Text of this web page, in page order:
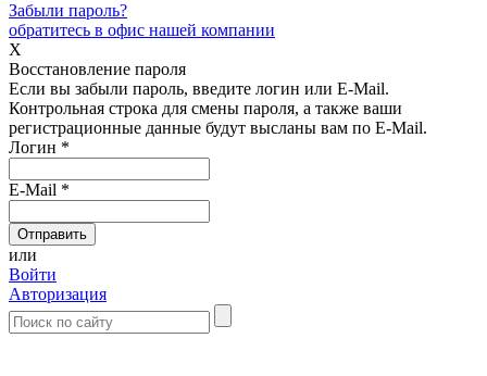
Забыли пароль?
обратитесь в офис нашей компании
X
Восстановление пароля
Если вы забыли пароль, введите логин или E-Mail.
Контрольная строка для смены пароля, а также ваши
регистрационные данные будут высланы вам по E-Mail.
Логин *
E-Mail *
или
Войти
Авторизация